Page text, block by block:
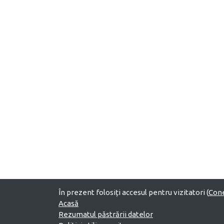
În prezent folosiți accesul pentru vizitatori (
Acasă
Rezumatul păstrării datelor